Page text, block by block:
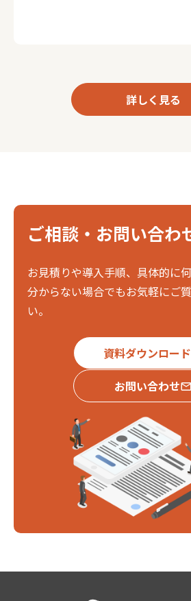
詳しく見る
ご相談・お問い合わ
お見積りや導入手順、具体的に
分からない場合でもお気軽にご
い。
資料ダウンロード
お問い合わせemail